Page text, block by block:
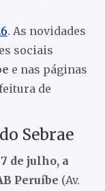
. As novidades
sociais
e nas páginas
de
Sebrae
7 de julho, a
Peruíbe (Av.